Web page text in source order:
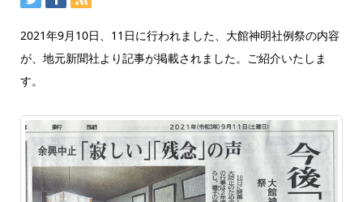
2021年9月10日、11日に行われました、大館神明社例祭の内容
が、地元新聞社より記事が掲載されました。ご紹介いたしま
す。